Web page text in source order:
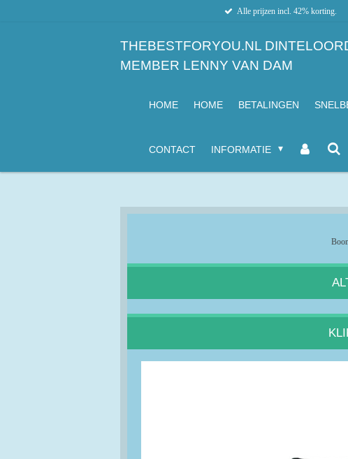
Alle prijzen incl. 42% korting.
THEBESTFORYOU.NL
MEMBER LENNY VAN DAM
HOME HOME BETALINGEN
CONTACT INFORMATIE